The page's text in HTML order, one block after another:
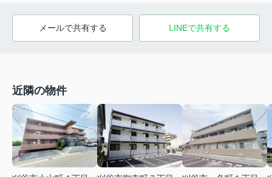
メールで共有する LINEで共有する
近隣の物件